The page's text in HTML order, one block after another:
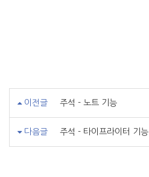
이전글 주석 - 노트 기능
다음글 주석 - 타이프라이터 기능